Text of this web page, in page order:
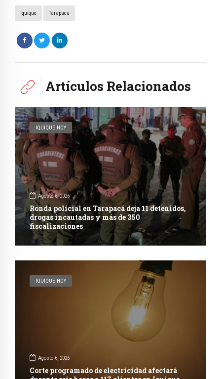
Iquique Tarapaca
Artículos Relacionados
IQUIQUE HOY
Agosto 6, 2026
Ronda policial en Tarapacá deja 11 detenidos,
drogas incautadas y más de 350
fiscalizaciones
IQUIQUE HOY
Agosto 6, 2026
Corte programado de electricidad afectará